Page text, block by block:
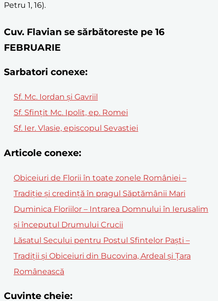
Petru 1, 16).
Cuv. Flavian se sărbătoreste pe 16
FEBRUARIE
Sarbatori conexe:
Sf. Mc. Iordan şi Gavriil
Sf. Sfințit Mc. Ipolit, ep. Romei
Sf. Ier. Vlasie, episcopul Sevastiei
Articole conexe:
Obiceiuri de Florii în toate zonele României –
Tradiție și credință în pragul Săptămânii Mari
Duminica Floriilor – Intrarea Domnului în Ierusalim
și începutul Drumului Crucii
Lăsatul Secului pentru Postul Sfintelor Paști –
Tradiții și Obiceiuri din Bucovina, Ardeal și Țara
Românească
Cuvinte cheie: